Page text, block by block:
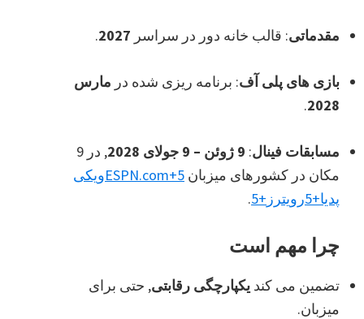
مقدماتی: قالب خانه دور در سراسر 2027
.
بازی های پلی آف: برنامه ریزی شده در مارس
2028
.
مسابقات فینال: 9 ژوئن – 9 جولای 2028
, در 9
مکان در کشورهای میزبان
ESPN.com+5
ویکی
پدیا+5 رویترز +5
.
چرا مهم است
تضمین می کند یکپارچگی رقابتی, حتی برای
میزبان.